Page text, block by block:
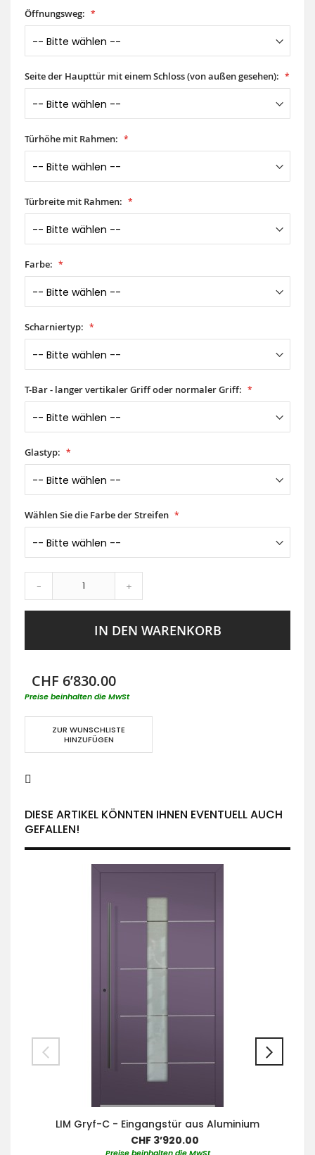
Öffnungsweg:
Seite der Haupttür mit einem Schloss (von außen gesehen):
Türhöhe mit Rahmen:
Türbreite mit Rahmen:
Farbe:
Scharniertyp:
T-Bar - langer vertikaler Griff oder normaler Griff:
Glastyp:
Wählen Sie die Farbe der Streifen
- +
IN DEN WARENKORB
CHF 6’830.00
Preise beinhalten die MwSt
ZUR WUNSCHLISTE
HINZUFÜGEN
DIESE ARTIKEL KÖNNTEN IHNEN EVENTUELL AUCH
GEFALLEN!
LIM Gryf-C - Eingangstür aus Aluminium
CHF 3’920.00